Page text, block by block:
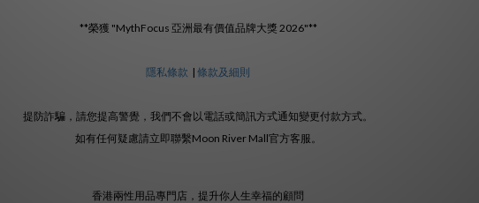
**榮獲 "MythFocus 亞洲最有價值品牌大獎 2026"**
隱私條款 | 條款及細則
提防詐騙，請您提高警覺，我們不會以電話或簡訊方式通知變更付款方式。
如有任何疑慮請立即聯繫Moon River Mall官方客服。
香港兩性用品專門店，提升你人生幸福的顧問